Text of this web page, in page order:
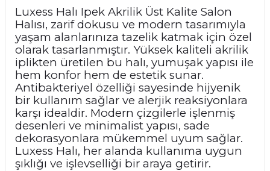
Luxess Halı Ipek Akrilik Üst Kalite Salon
Halısı, zarif dokusu ve modern tasarımıyla
yaşam alanlarınıza tazelik katmak için özel
olarak tasarlanmıştır. Yüksek kaliteli akrilik
iplikten üretilen bu halı, yumuşak yapısı ile
hem konfor hem de estetik sunar.
Antibakteriyel özelliği sayesinde hijyenik
bir kullanım sağlar ve alerjik reaksiyonlara
karşı idealdir. Modern çizgilerle işlenmiş
desenleri ve minimalist yapısı, sade
dekorasyonlara mükemmel uyum sağlar.
Luxess Halı, her alanda kullanıma uygun
şıklığı ve işlevselliği bir araya getirir.